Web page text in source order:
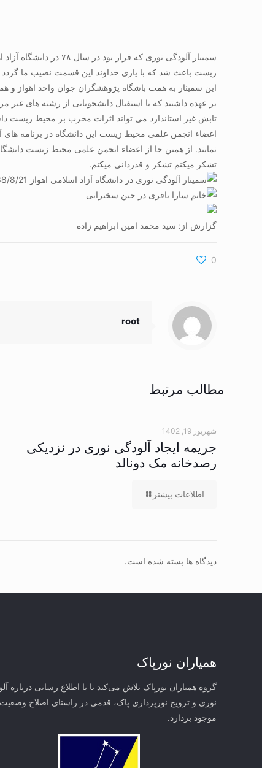
سمینار آلودگی نوری
زیست باعث شد که با یاری خداوند این قسمت نصیب ما گردد تا این سمینار را
این سمینار به همت باشگاه پژوهشگران جوان واحد اهواز و
بر عهده داشتند که با استقبال دانشجویانی از رشته های
تابش غیر استاندارد می تواند اثرات مخرب بر محیط زیست
اعضاء انجمن علمی محیط زیست این دانشگاه در برنامه های
نمایند. از همین جا از اعضاء انجمن علمی محیط زیست
تشکر میکنم تشکر و قدردانی میکنم.
گزارش از: سید محمد امین ابراهیم زاده
0
root
مطالب مرتبط
شهریور 19, 1402
جریمه ایجاد آلودگی نوری در نزدیکی
رصدخانه مک دونالد
اطلاعات بیشتر
دیدگاه ها بسته شده است.
همیاران نورپاک
گروه همیاران نورپاک تلاش می‌کند تا با اطلاع رسانی درباره
نوری و ترویج نورپردازی پاک، قدمی در راستای‌ اصلاح وضعیت
موجود بردارد.